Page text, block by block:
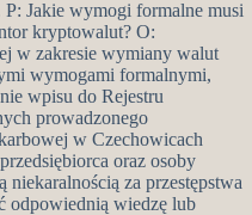
Jakie wymogi formalne musi
kryptowalut? O:
w zakresie wymiany walut
wymogami formalnymi,
wpisu do Rejestru
prowadzonego
w Czechowicach
oraz osoby
niekaralnością za przestępstwa
odpowiednią wiedzę lub